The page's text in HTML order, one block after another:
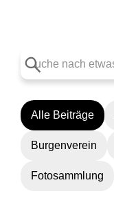
Alle Beiträge
Burgenverein
Fotosammlung